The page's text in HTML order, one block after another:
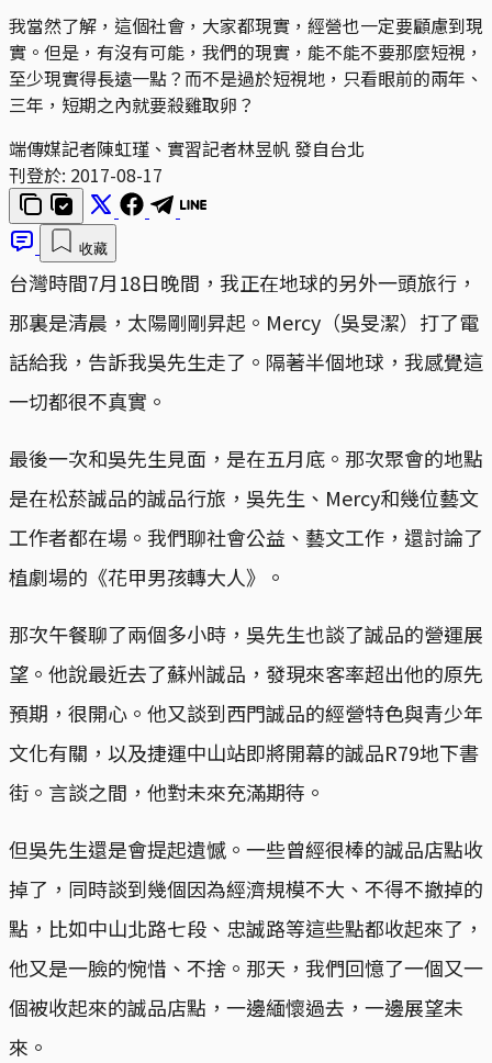
我當然了解，這個社會，大家都現實，經營也一定要顧慮到現
實。但是，有沒有可能，我們的現實，能不能不要那麼短視，
至少現實得長遠一點？而不是過於短視地，只看眼前的兩年、
三年，短期之內就要殺雞取卵？
端傳媒記者陳虹瑾、實習記者林昱帆 發自台北
刊登於: 2017-08-17
收藏
台灣時間7月18日晚間，我正在地球的另外一頭旅行，
那裏是清晨，太陽剛剛昇起。Mercy（吳旻潔）打了電
話給我，告訴我吳先生走了。隔著半個地球，我感覺這
一切都很不真實。
最後一次和吳先生見面，是在五月底。那次聚會的地點
是在松菸誠品的誠品行旅，吳先生、Mercy和幾位藝文
工作者都在場。我們聊社會公益、藝文工作，還討論了
植劇場的《花甲男孩轉大人》。
那次午餐聊了兩個多小時，吳先生也談了誠品的營運展
望。他說最近去了蘇州誠品，發現來客率超出他的原先
預期，很開心。他又談到西門誠品的經營特色與青少年
文化有關，以及捷運中山站即將開幕的誠品R79地下書
街。言談之間，他對未來充滿期待。
但吳先生還是會提起遺憾。一些曾經很棒的誠品店點收
掉了，同時談到幾個因為經濟規模不大、不得不撤掉的
點，比如中山北路七段、忠誠路等這些點都收起來了，
他又是一臉的惋惜、不捨。那天，我們回憶了一個又一
個被收起來的誠品店點，一邊緬懷過去，一邊展望未
來。